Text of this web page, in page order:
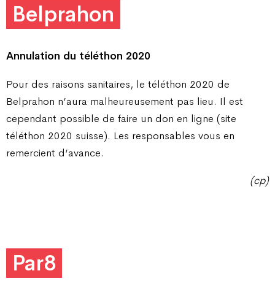
Belprahon
Annulation du téléthon 2020
Pour des raisons sanitaires, le téléthon 2020 de
Belprahon n’aura malheureusement pas lieu. Il est
cependant possible de faire un don en ligne (site
téléthon 2020 suisse). Les responsables vous en
remercient d’avance.
(cp)
Par8